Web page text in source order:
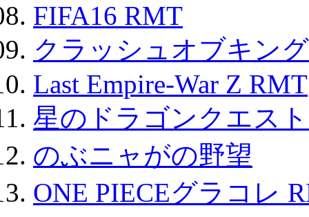
FIFA16 RMT
クラッシュオブキン
Last Empire-War Z RMT
星のドラゴンクエス
のぶニャがの野望
ONE PIECEグラコレ